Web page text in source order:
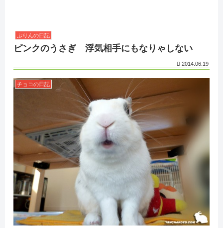
ぷりんの日記
ピンクのうさぎ 浮気相手にもなりゃしない
2014.06.19
チョコの日記